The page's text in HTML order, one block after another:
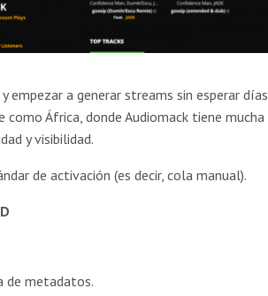
empezar a generar streams sin esperar días
África, donde Audiomack tiene mucha
y visibilidad.
de activación (es decir, cola manual).
de metadatos.